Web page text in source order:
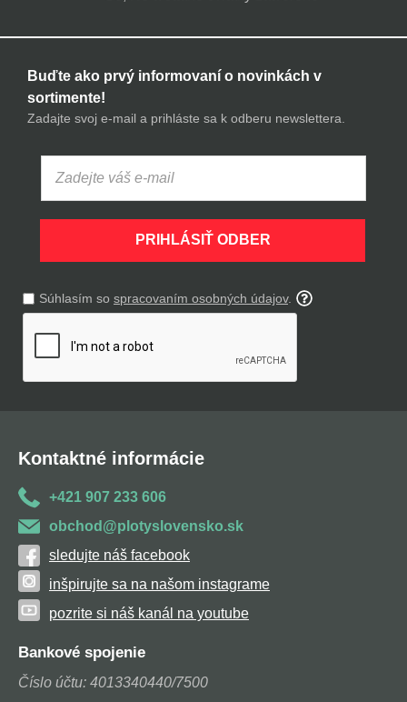
Buďte ako prvý informovaní o novinkách v
sortimente!
Zadajte svoj e-mail a prihláste sa k odberu newslettera.
PRIHLÁSIŤ ODBER
Súhlasím so spracovaním osobných údajov.
Kontaktné informácie
+421 907 233 606
obchod@plotyslovensko.sk
sledujte náš facebook
inšpirujte sa na našom instagrame
pozrite si náš kanál na youtube
Bankové spojenie
Číslo účtu: 4013340440/7500